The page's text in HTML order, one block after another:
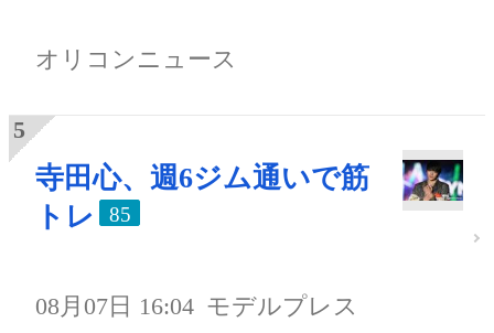
オリコンニュース
寺田心、週6ジム通いで筋
トレ
85
08月07日 16:04 モデルプレス